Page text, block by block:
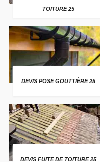
TOITURE 25
DEVIS POSE GOUTTIÈRE 25
DEVIS FUITE DE TOITURE 25